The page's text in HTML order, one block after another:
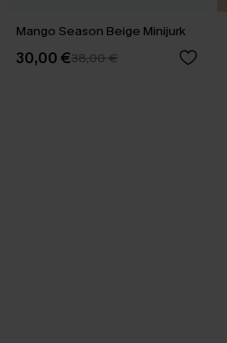
Mango Season Beige Minijurk
30,00 €38,00 €